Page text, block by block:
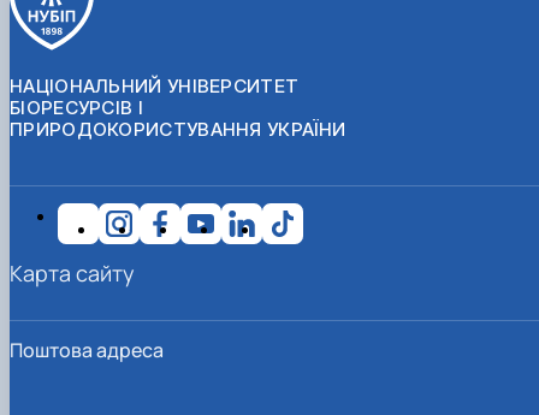
НАЦІОНАЛЬНИЙ УНІВЕРСИТЕТ
БІОРЕСУРСІВ І
ПРИРОДОКОРИСТУВАННЯ УКРАЇНИ
Поштова адреса
Карта сайту